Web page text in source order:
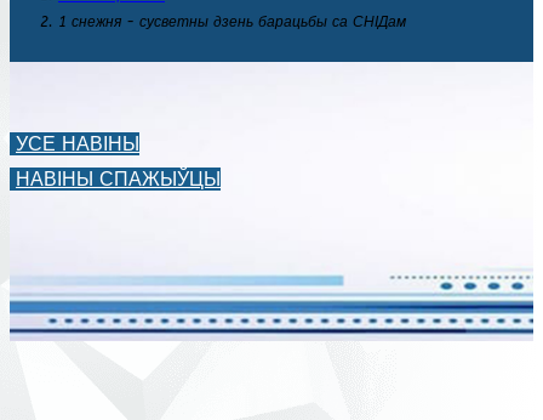
1 снежня - сусветны дзень барацьбы са СНІДам
УСЕ НАВІНЫ
НАВІНЫ СПАЖЫЎЦЫ